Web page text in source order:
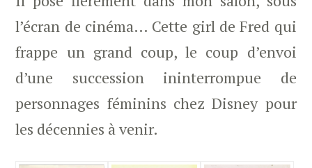
l’écran de cinéma… Cette girl de Fred qui
frappe un grand coup, le coup d’envoi
d’une succession ininterrompue de
personnages féminins chez Disney pour
les décennies à venir.